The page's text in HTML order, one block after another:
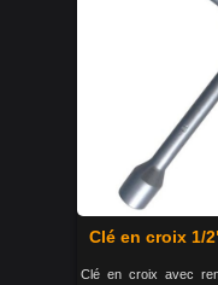
Clé en croix 1/
Clé en croix avec